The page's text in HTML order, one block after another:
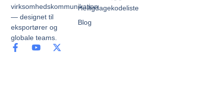
virksomhedskommunikation
— designet til
eksportører og
globale teams.
kodeliste
Helligdage
Blog